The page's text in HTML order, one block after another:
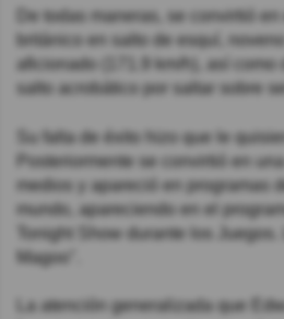
De todas maneras, se convirtió
británico en salto de esquí,
aficionado (171.9 km/h), así como
salto acrobático por saltar sobre
Su falta de éxito hizo que le
Posteriormente se convirtió en
medios y apareció en programas
mundo, apareciendo en el
Tonight Show durante los Juegos.
Magoo".
La atención generalizada que